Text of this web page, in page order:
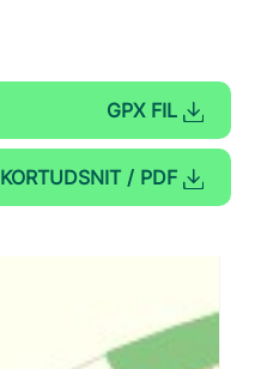
GPX FIL
KORTUDSNIT / PDF